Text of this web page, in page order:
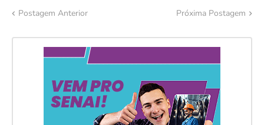
Postagem Anterior Próxima Postagem